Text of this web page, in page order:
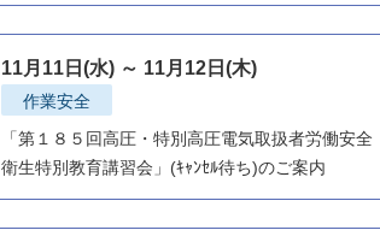
11月11日(水) ～ 11月12日(木)
作業安全
「第１８５回高圧・特別高圧電気取扱者労働安全
衛生特別教育講習会」(ｷｬﾝｾﾙ待ち)のご案内